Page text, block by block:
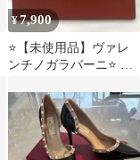
¥7,900
⭐️【未使用品】ヴァレ
ンチノガラバーニ⭐️ ク
ールド